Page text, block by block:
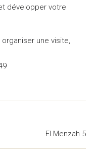
développer votre
une visite,
El Menzah 5